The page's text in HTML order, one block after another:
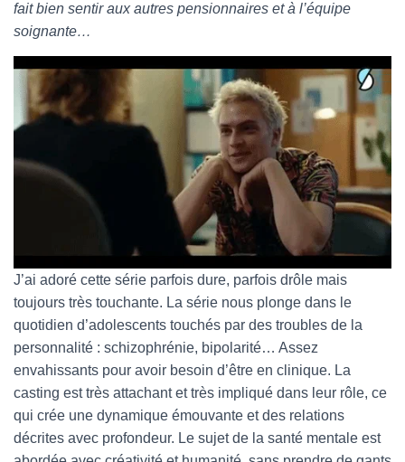
fait bien sentir aux autres pensionnaires et à l’équipe
soignante…
J’ai adoré cette série parfois dure, parfois drôle mais
toujours très touchante. La série nous plonge dans le
quotidien d’adolescents touchés par des troubles de la
personnalité : schizophrénie, bipolarité… Assez
envahissants pour avoir besoin d’être en clinique. La
casting est très attachant et très impliqué dans leur rôle, ce
qui crée une dynamique émouvante et des relations
décrites avec profondeur. Le sujet de la santé mentale est